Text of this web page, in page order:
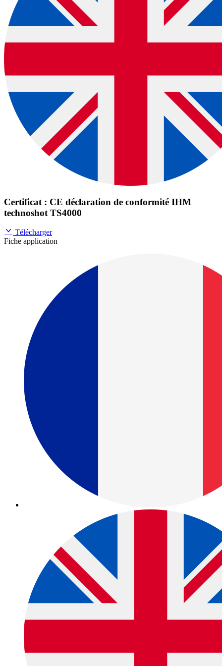
Certificat : CE déclaration de conformité IHM
technoshot TS4000
Télécharger
Fiche application